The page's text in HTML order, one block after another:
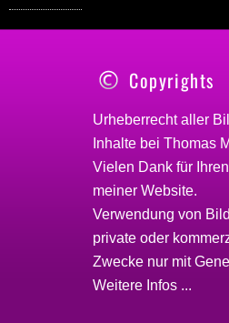
Copyrights
Urheberrecht aller
Inhalte bei Thomas
Vielen Dank für
meiner Website.
Verwendung von
private oder
Zwecke nur mit
Weitere Infos ...